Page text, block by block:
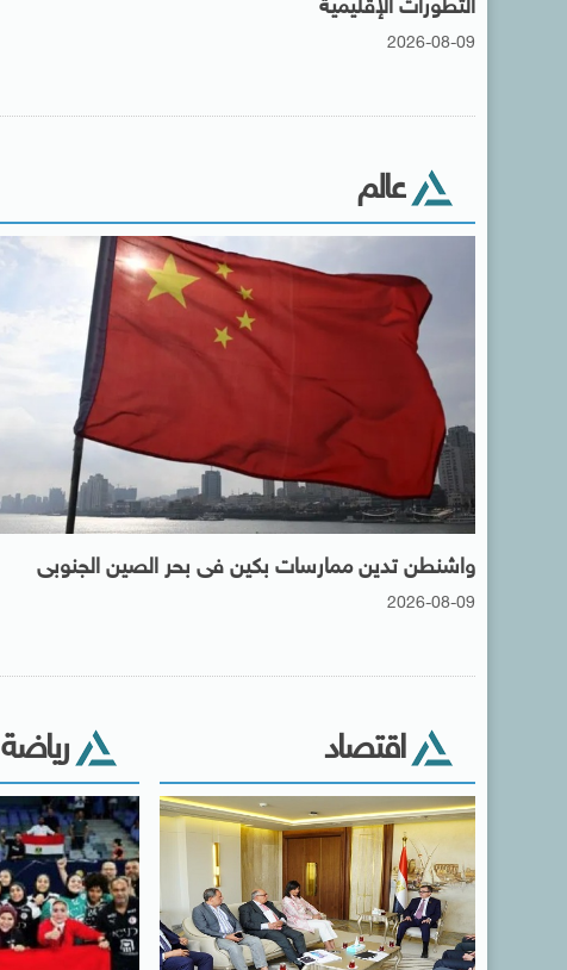
التطورات الإقليمية
2026-08-09
عالم
واشنطن تدين ممارسات بكين فى بحر الصين الجنوبى
2026-08-09
رياضة اقتصاد